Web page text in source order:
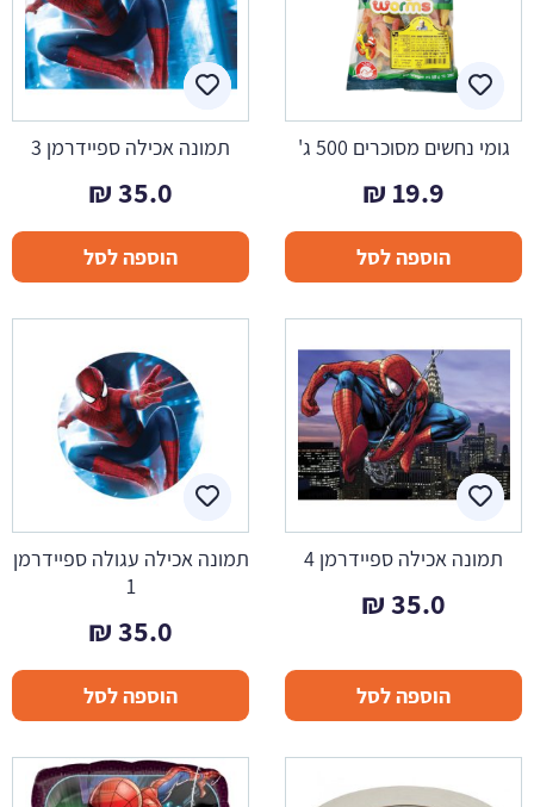
גומי נחשים מסוכרים 500 ג'
19.9
₪
הוספה לסל
תמונה אכילה ספיידרמן 3
35.0
₪
הוספה לסל
תמונה אכילה ספיידרמן 4
35.0
₪
הוספה לסל
תמונה אכילה עגולה ספיידרמן
1
35.0
₪
הוספה לסל